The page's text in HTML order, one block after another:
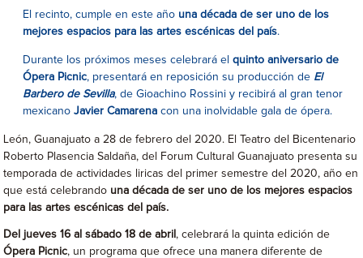
El recinto, cumple en este año una década de ser uno de los
mejores espacios para las artes escénicas del país.
Durante los próximos meses celebrará elquinto aniversario de
Ópera Picnic, presentará en reposición su producción de El
Barbero de Sevilla, de Gioachino Rossini y recibirá al gran tenor
mexicanoJavier Camarena con una inolvidable gala de ópera.
León, Guanajuato a 28 de febrero del 2020. El Teatro del Bicentenario
Roberto Plasencia Saldaña, del Forum Cultural Guanajuato presenta su
temporada de actividades liricas del primer semestre del 2020, año en
que está celebrando una década de ser uno de los mejores espacios
para las artes escénicas del país.
Del jueves 16 al sábado 18 de abril , celebrará la quinta edición de
Ópera Picnic, un programa que ofrece una manera diferente de